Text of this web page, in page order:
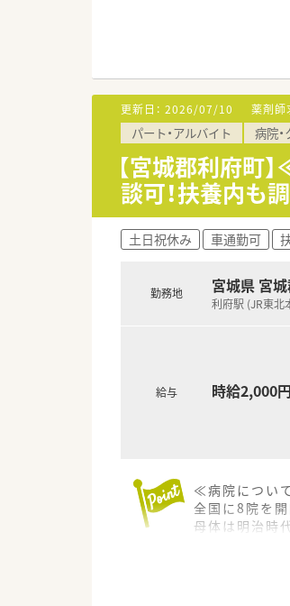
■職種や職域
■薬剤師が中
■店舗拡大に
■在宅や教育
■その他にも
■在宅実施店
■育児休暇は3
■年間休日が
■日用品から
更新日： 2026/07/10 薬剤師
パート・アルバイト 病院
【宮城郡利府町
談可！扶養内も
土日祝休み 車通勤可
勤務地 宮城県 宮
利府駅 (JR東北
給与 時給2,000
≪病院につい
全国に8院を
母体は明治時
医療水準を
全職員が一丸